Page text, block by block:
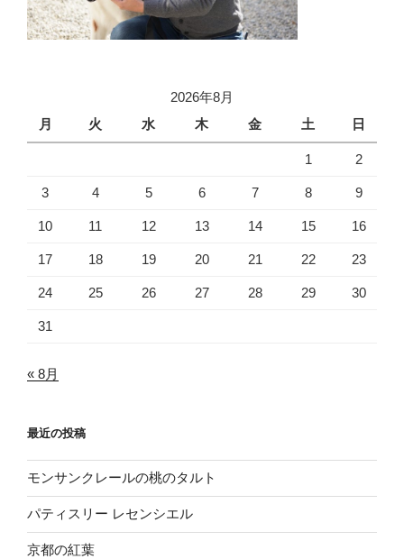
2026年8月
月
火 水 木 金 土 日
1 2
3 4 5 6 7 8 9
10 11 12 13 14 15 16
17 18 19 20 21 22 23
24 25 26 27 28 29 30
31
« 8月
最近の投稿
モンサンクレールの桃のタルト
パティスリー レセンシエル
京都の紅葉